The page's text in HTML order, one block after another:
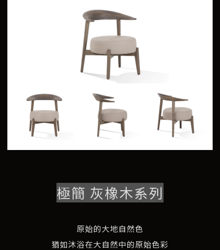
極簡 灰橡木系列
原始的大地自然色
猶如沐浴在大自然中的原始色彩